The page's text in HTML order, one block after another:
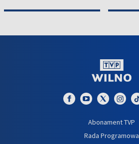
Abonament TVP
Rada Programowa